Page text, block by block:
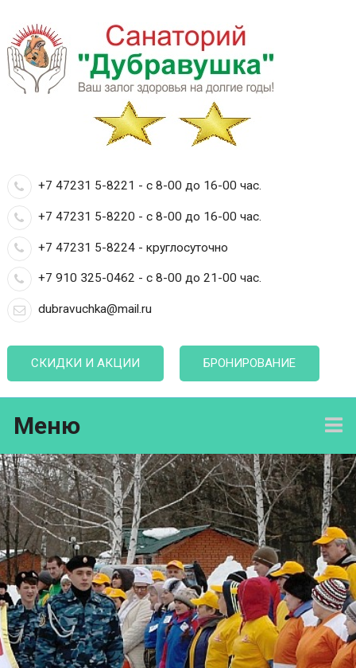
+7 47231 5-8221 - с 8-00 до 16-00 час.
+7 47231 5-8220 - с 8-00 до 16-00 час.
+7 47231 5-8224 - круглосуточно
+7 910 325-0462 - с 8-00 до 21-00 час.
dubravuchka@mail.ru
СКИДКИ И АКЦИИ БРОНИРОВАНИЕ
Меню